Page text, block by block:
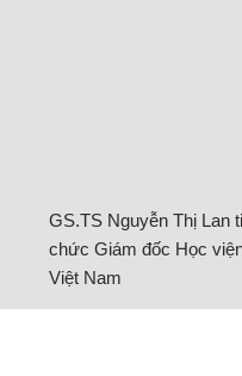
GS.TS Nguyễn Thị Lan
chức Giám đốc Học
Việt Nam